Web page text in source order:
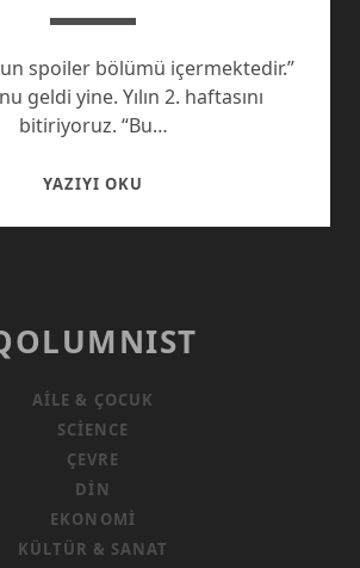
spoiler bölümü içermektedir.”
geldi yine. Yılın 2. haftasını
bitiriyoruz. “Bu…
YAZIYI OKU
AILE & ÇOCUK
SCIENCE
ÇEVRE
DIN
EKONOMI
KÜLTÜR & SANAT